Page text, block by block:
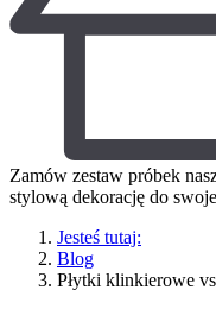
Zamów zestaw próbek
stylową dekorację do
Jesteś tutaj:
Blog
Płytki klinkierowe